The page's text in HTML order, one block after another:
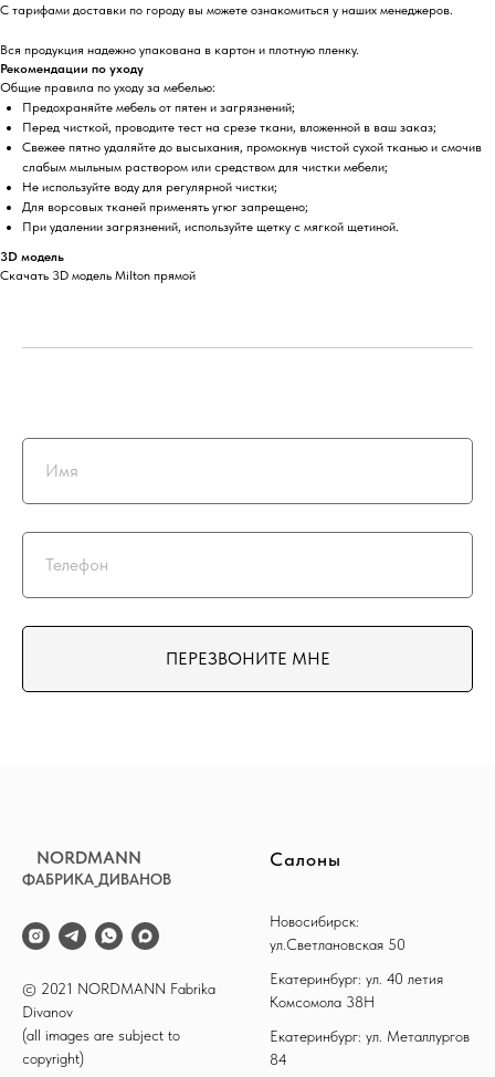
С тарифами доставки по городу вы можете ознакомиться у наших менеджеров.
Вся продукция надежно упакована в картон и плотную пленку.
Рекомендации по уходу
Общие правила по уходу за мебелью:
Предохраняйте мебель от пятен и загрязнений;
Перед чисткой, проводите тест на срезе ткани, вложенной в ваш заказ;
Свежее пятно удаляйте до высыхания, промокнув чистой сухой тканью и смочив
слабым мыльным раствором или средством для чистки мебели;
Не используйте воду для регулярной чистки;
Для ворсовых тканей применять угюг запрещено;
При удалении загрязнений, используйте щетку с мягкой щетиной.
3D модель
Скачать 3D модель Milton прямой
ПЕРЕЗВОНИТЕ МНЕ
NORDMANN
ФАБРИКА ДИВАНОВ
© 2021 NORDMANN Fabrika
Divanov
(all images are subject to
copyright)
Салоны
Новосибирск:
ул.Светлановская 50
Екатеринбург: ул. 40 летия
Комсомола 38Н
Екатеринбург: ул. Металлургов
84